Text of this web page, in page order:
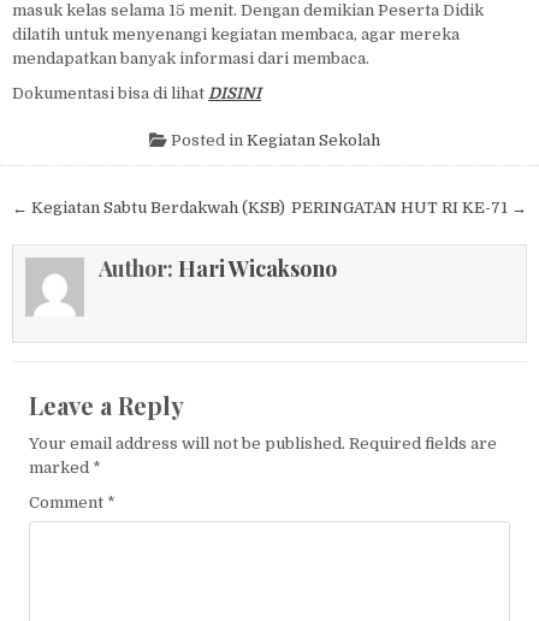
masuk kelas selama 15 menit. Dengan demikian Peserta Didik
dilatih untuk menyenangi kegiatan membaca, agar mereka
mendapatkan banyak informasi dari membaca.
Dokumentasi bisa di lihat DISINI
Posted in Kegiatan Sekolah
Post navigation PERINGATAN HUT RI KE-71 →
← Kegiatan Sabtu Berdakwah (KSB)
Author: Hari Wicaksono
Leave a Reply
Your email address will not be published. Required fields are
marked *
Comment *